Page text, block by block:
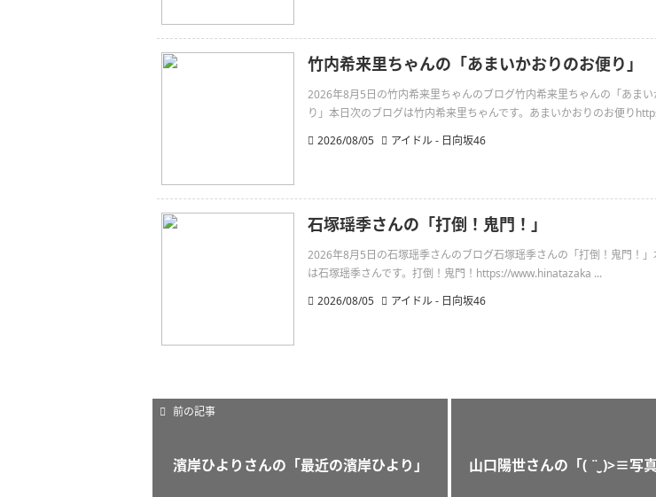
竹内希来里ちゃんの「あまいかおりのお便り」
2026年8月5日の竹内希来里ちゃんのブログ竹内希来里ちゃんの「あま
り」本日次のブログは竹内希来里ちゃんです。あまいかおりのお便り
2026/08/05
アイドル - 日向坂46
石塚瑶季さんの「打倒！鬼門！」
2026年8月5日の石塚瑶季さんのブログ石塚瑶季さんの「打倒！鬼門！
は石塚瑶季さんです。打倒！鬼門！https://www.hinatazaka ...
2026/08/05
アイドル - 日向坂46
前の記事
濱岸ひよりさんの「最近の濱岸ひより」 山口陽世さんの「( ¨̮ )>≡写真